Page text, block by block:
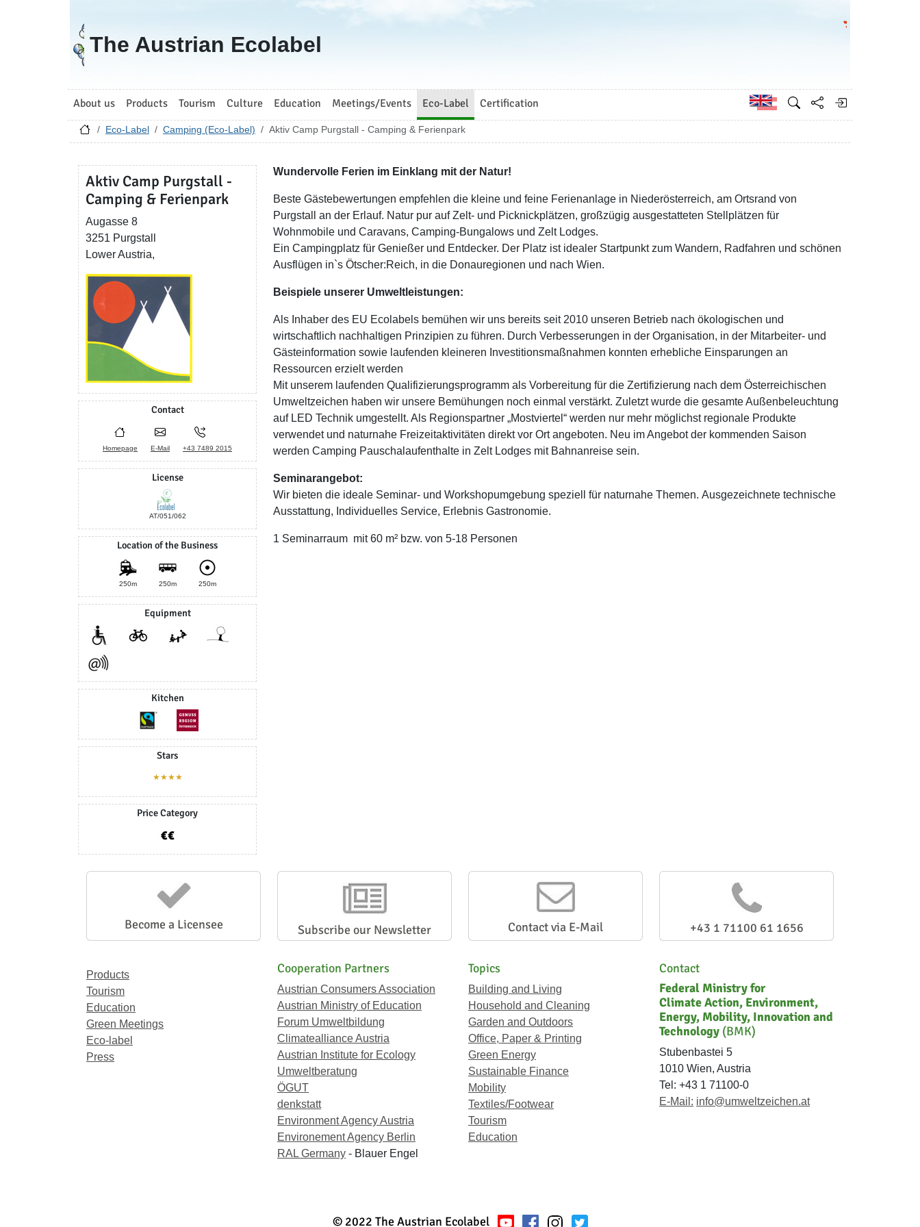
Go to homepage
The Austrian Ecolabel
Go to the
About us Products Tourism Culture Education Meetings/Events Eco-Label Certification German
Eco-Label Camping (Eco-Label) Aktiv Camp Purgstall - Camping & Ferienpark
Aktiv Camp Purgstall -
Camping & Ferienpark
Augasse 8
3251 Purgstall
Lower Austria,
Contact
Homepage E-Mail +43 7489 2015
License
AT/051/062
Location of the Business
250m 250m 250m
Equipment
Kitchen
Stars
★★★★
Price Category
Wundervolle Ferien im Einklang mit der Natur!
Beste Gästebewertungen empfehlen die kleine und feine Ferienanlage in Niederösterreich, am Ortsrand von
Purgstall an der Erlauf. Natur pur auf Zelt- und Picknickplätzen, großzügig ausgestatteten Stellplätzen für
Wohnmobile und Caravans, Camping-Bungalows und Zelt Lodges.
Ein Campingplatz für Genießer und Entdecker. Der Platz ist idealer Startpunkt zum Wandern, Radfahren und schönen
Ausflügen in`s Ötscher:Reich, in die Donauregionen und nach Wien.
Beispiele unserer Umweltleistungen:
Als Inhaber des EU Ecolabels bemühen wir uns bereits seit 2010 unseren Betrieb nach ökologischen und
wirtschaftlich nachhaltigen Prinzipien zu führen. Durch Verbesserungen in der Organisation, in der Mitarbeiter- und
Gästeinformation sowie laufenden kleineren Investitionsmaßnahmen konnten erhebliche Einsparungen an
Ressourcen erzielt werden
Mit unserem laufenden Qualifizierungsprogramm als Vorbereitung für die Zertifizierung nach dem Österreichischen
Umweltzeichen haben wir unsere Bemühungen noch einmal verstärkt. Zuletzt wurde die gesamte Außenbeleuchtung
auf LED Technik umgestellt. Als Regionspartner „Mostviertel“ werden nur mehr möglichst regionale Produkte
verwendet und naturnahe Freizeitaktivitäten direkt vor Ort angeboten. Neu im Angebot der kommenden Saison
werden Camping Pauschalaufenthalte in Zelt Lodges mit Bahnanreise sein.
Seminarangebot:
Wir bieten die ideale Seminar- und Workshopumgebung speziell für naturnahe Themen. Ausgezeichnete technische
Ausstattung, Individuelles Service, Erlebnis Gastronomie.
1 Seminarraum mit 60 m² bzw. von 5-18 Personen
Become a Licensee Subscribe our Newsletter Contact via E-Mail +43 1 71100 61 1656
Products
Tourism
Education
Green Meetings
Eco-label
Press
Cooperation Partners
Austrian Consumers Association
Austrian Ministry of Education
Forum Umweltbildung
Climatealliance Austria
Austrian Institute for Ecology
Umweltberatung
ÖGUT
denkstatt
Environment Agency Austria
Environement Agency Berlin
RAL Germany - Blauer Engel
Topics
Building and Living
Household and Cleaning
Garden and Outdoors
Office, Paper & Printing
Green Energy
Sustainable Finance
Mobility
Textiles/Footwear
Tourism
Education
Contact
Federal Ministry for
Climate Action, Environment,
Energy, Mobility, Innovation and
Technology (BMK)
Stubenbastei 5
1010 Wien, Austria
Tel: +43 1 71100-0
E-Mail: info@umweltzeichen.at
© 2022 The Austrian Ecolabel